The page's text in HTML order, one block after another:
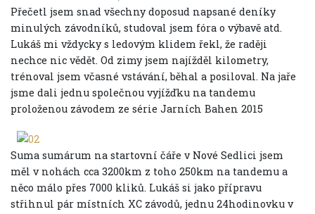
Přečetl jsem snad všechny doposud napsané deníky
minulých závodníků, studoval jsem fóra o výbavě atd.
Lukáš mi vždycky s ledovým klidem řekl, že raději
nechce nic vědět. Od zimy jsem najížděl kilometry,
trénoval jsem včasné vstávání, běhal a posiloval. Na jaře
jsme dali jednu společnou vyjížďku na tandemu
proloženou závodem ze série Jarních Bahen 2015
Suma sumárum na startovní čáře v Nové Sedlici jsem
měl v nohách cca 3200km z toho 250km na tandemu a
něco málo přes 7000 kliků. Lukáš si jako přípravu
střihnul pár místních XC závodů, jednu 24hodinovku v